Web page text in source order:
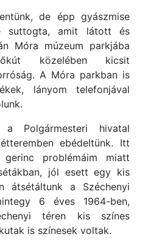
de épp gyászmise
suttogta, amit látott és
Móra múzeum parkjába
közelében kicsit
A Móra parkban is
lányom telefonjával
Polgármesteri hivatal
ebédeltünk. Itt
problémáim miatt
jól esett egy kis
átsétáltunk a Széchenyi
6 éves 1964-ben,
téren kis színes
is színesek voltak.